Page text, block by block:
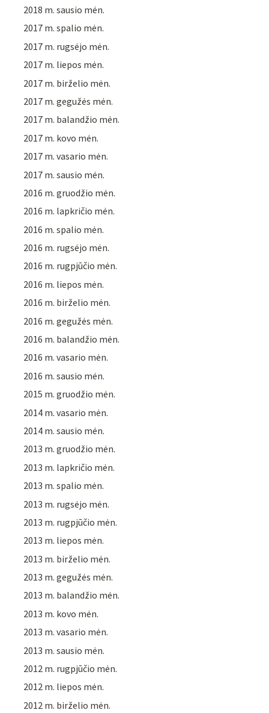
2018 m. sausio mėn.
2017 m. spalio mėn.
2017 m. rugsėjo mėn.
2017 m. liepos mėn.
2017 m. birželio mėn.
2017 m. gegužės mėn.
2017 m. balandžio mėn.
2017 m. kovo mėn.
2017 m. vasario mėn.
2017 m. sausio mėn.
2016 m. gruodžio mėn.
2016 m. lapkričio mėn.
2016 m. spalio mėn.
2016 m. rugsėjo mėn.
2016 m. rugpjūčio mėn.
2016 m. liepos mėn.
2016 m. birželio mėn.
2016 m. gegužės mėn.
2016 m. balandžio mėn.
2016 m. vasario mėn.
2016 m. sausio mėn.
2015 m. gruodžio mėn.
2014 m. vasario mėn.
2014 m. sausio mėn.
2013 m. gruodžio mėn.
2013 m. lapkričio mėn.
2013 m. spalio mėn.
2013 m. rugsėjo mėn.
2013 m. rugpjūčio mėn.
2013 m. liepos mėn.
2013 m. birželio mėn.
2013 m. gegužės mėn.
2013 m. balandžio mėn.
2013 m. kovo mėn.
2013 m. vasario mėn.
2013 m. sausio mėn.
2012 m. rugpjūčio mėn.
2012 m. liepos mėn.
2012 m. birželio mėn.